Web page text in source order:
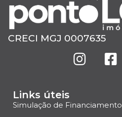
CRECI MGJ 0007635
Links úteis
Simulação de Financiamento